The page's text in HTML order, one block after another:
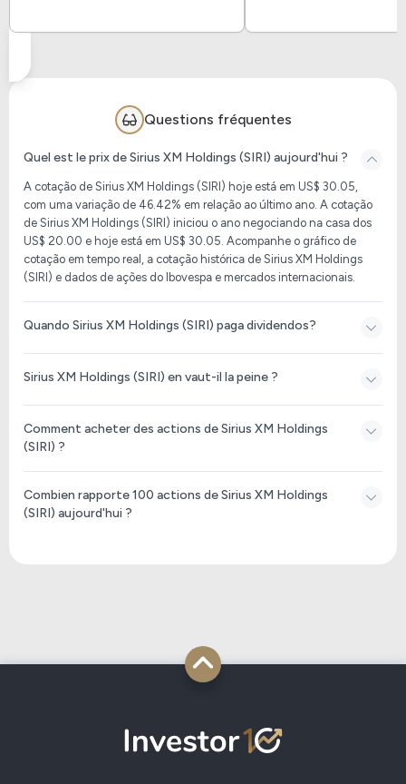
Questions fréquentes
Quel est le prix de Sirius XM Holdings (SIRI) aujourd'hui ?
A cotação de Sirius XM Holdings (SIRI) hoje está em US$ 30.05,
com uma variação de 46.42% em relação ao último ano. A cotação
de Sirius XM Holdings (SIRI) iniciou o ano negociando na casa dos
US$ 20.00 e hoje está em US$ 30.05. Acompanhe o gráfico de
cotação em tempo real, a cotação histórica de Sirius XM Holdings
(SIRI) e dados de ações do Ibovespa e mercados internacionais.
Quando Sirius XM Holdings (SIRI) paga dividendos?
Sirius XM Holdings (SIRI) en vaut-il la peine ?
Comment acheter des actions de Sirius XM Holdings
(SIRI) ?
Combien rapporte 100 actions de Sirius XM Holdings
(SIRI) aujourd'hui ?